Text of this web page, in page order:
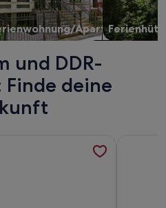
Apartment
und DDR-
Finde deine
Prora Rügen -